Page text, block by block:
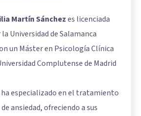
Martín Sánchezes licenciada
Universidad de Salamanca
un Máster en Psicología Clínica
Complutense de Madrid
ha especializado en el tratamiento
ansiedad, ofreciendo a sus